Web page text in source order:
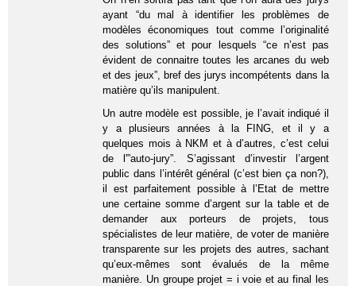
ayant “du mal à identifier les problèmes de
modèles économiques tout comme l’originalité
des solutions” et pour lesquels “ce n’est pas
évident de connaitre toutes les arcanes du web
et des jeux”, bref des jurys incompétents dans la
matière qu’ils manipulent.
Un autre modèle est possible, je l’avait indiqué il
y a plusieurs années à la FING, et il y a
quelques mois à NKM et à d’autres, c’est celui
de l'”auto-jury”. S’agissant d’investir l’argent
public dans l’intérêt général (c’est bien ça non?),
il est parfaitement possible à l’Etat de mettre
une certaine somme d’argent sur la table et de
demander aux porteurs de projets, tous
spécialistes de leur matière, de voter de manière
transparente sur les projets des autres, sachant
qu’eux-mêmes sont évalués de la même
manière. Un groupe projet = i voie et au final les